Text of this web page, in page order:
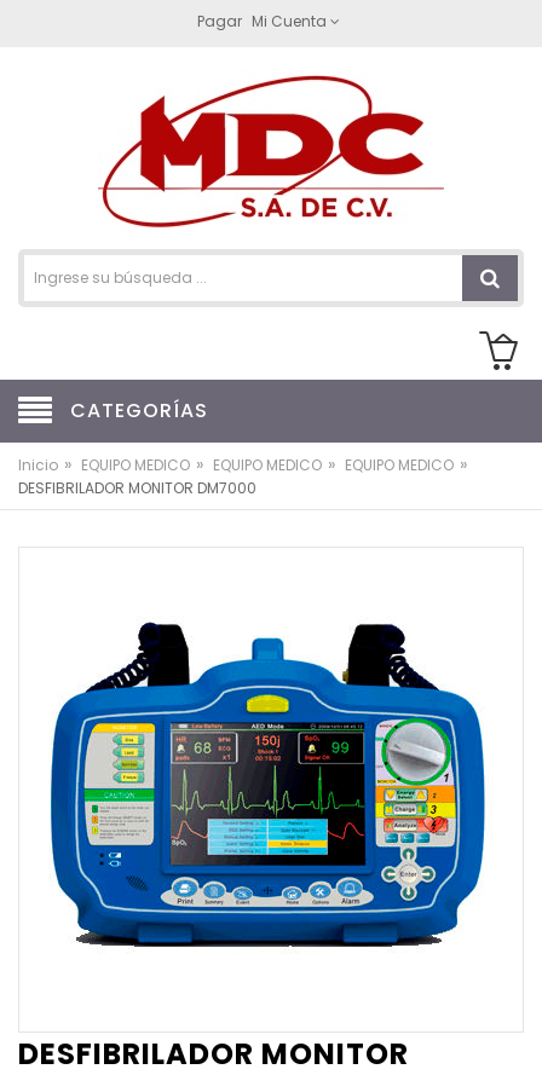
Pagar Mi Cuenta
CATEGORÍAS
Inicio » EQUIPO MEDICO » EQUIPO MEDICO » EQUIPO MEDICO »
DESFIBRILADOR MONITOR DM7000
DESFIBRILADOR MONITOR